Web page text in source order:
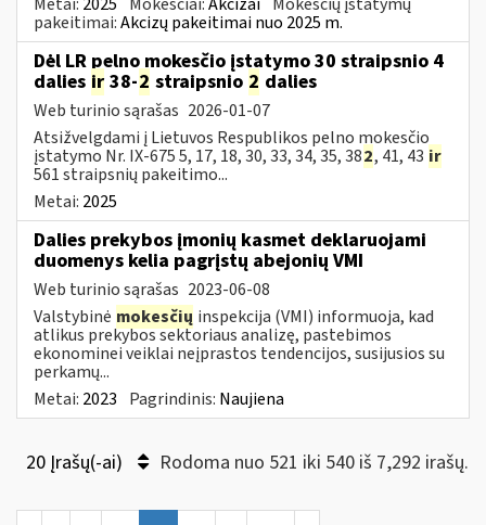
pakeitimai:Akcizų pakeitimai nuo 2025 m.
Dėl LR pelno mokesčio įstatymo 30 straipsnio 4
dalies ir 38-2 straipsnio 2 dalies
Web turinio sąrašas 2026-01-07
Atsižvelgdami į Lietuvos Respublikos pelno mokesčio
įstatymo Nr. IX-675 5, 17, 18, 30, 33, 34, 35, 382, 41, 43 ir
561 straipsnių pakeitimo...
Metai: 2025
Dalies prekybos įmonių kasmet deklaruojami
duomenys kelia pagrįstų abejonių VMI
Web turinio sąrašas 2023-06-08
Valstybinė mokesčių inspekcija (VMI) informuoja, kad
atlikus prekybos sektoriaus analizę, pastebimos
ekonominei veiklai neįprastos tendencijos, susijusios su
perkamų...
Metai: 2023 Pagrindinis: Naujiena
20 Įrašų(-ai) Rodoma nuo 521 iki 540 iš 7,292 irašų.